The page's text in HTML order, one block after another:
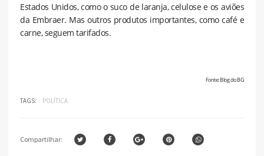
Estados Unidos, como o suco de laranja, celulose e os aviões
da Embraer. Mas outros produtos importantes, como café e
carne, seguem tarifados.
Fonte: Blog do BG
TAGS: POLÍTICA
Compartilhar: